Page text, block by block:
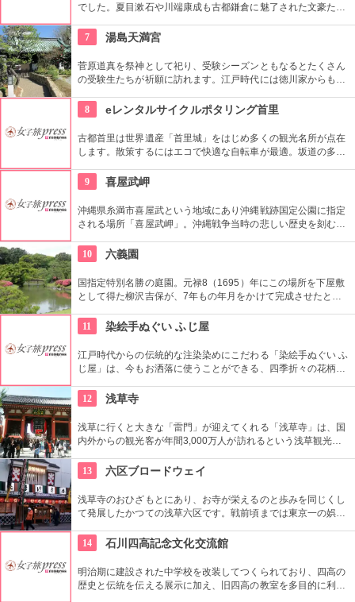
でした。夏目漱石や川端康成も古都鎌倉に魅了された文豪たち
されている鎌倉文学館。アールデコ様式の洋館は、国の登録有
形文化財に指定されています。
7 湯島天満宮
菅原道真を祭神として祀り、受験シーズンともなるとたくさん
の受験生たちが祈願に訪れます。江戸時代には徳川家からも尊
おり、境内には約300本もの梅があり、毎年時期になるとかぐ
わしい香りを漂わせます。2月上旬〜3月上旬には梅祭りも開催
されて賑わいます。
8 eレンタルサイクルポタリング首里
古都首里は世界遺産「首里城」をはじめ多くの観光名所が点在
します。散策するにはエコで快適な自転車が最適。坂道の多い
タッフのおすすめモデルコースは見所満載。
9 喜屋武岬
沖縄県糸満市喜屋武という地域にあり沖縄戦跡国定公園に指定
される場所「喜屋武岬」。沖縄戦争当時の悲しい歴史を刻む戦
想い」の象徴の場所です。そういう悲しき現実に起こった思い
出があるからこそ、同じ青い海、青い空でも喜屋武岬は尊い貴
重な場所です。喜屋武岬から願う、貴方の「平和を願う想い」
はきっと世界へ！
10 六義園
国指定特別名勝の庭園。元禄8（1695）年にこの場所を下屋敷
として得た柳沢吉保が、7年もの年月をかけて完成させたとい
で、江戸時代から小石川後楽園とで二大庭園とされていまし
た。日本庭園の良さを今に伝える名園です。
11 染絵手ぬぐい ふじ屋
江戸時代からの伝統的な注染染めにこだわる「染絵手ぬぐい ふ
じ屋」は、今もお洒落に使うことができる、四季折々の花柄や
地の小物も各種扱っています。
12 浅草寺
浅草に行くと大きな「雷門」が迎えてくれる「浅草寺」は、国
内外からの観光客が年間3,000万人が訪れるという浅草観光一
都内最古の名刹です。
13 六区ブロードウェイ
浅草寺のおひざもとにあり、お寺が栄えるのと歩みを同じくし
て発展したかつての浅草六区です。戦前頃までは東京一の娯楽
清、萩本欽一、ビートたけしなど、ここで芸を磨いて人気者に
なったタレントも数多く、今でも芸能の街として愛されていま
す。
14 石川四高記念文化交流館
明治期に建設された中学校を改装してつくられており、四高の
歴史と伝統を伝える展示に加え、旧四高の教室を多目的に利用